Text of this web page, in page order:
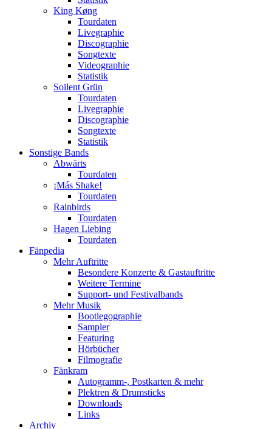
King Køng
Tourdaten
Livegraphie
Discographie
Songtexte
Videographie
Statistik
Soilent Grün
Tourdaten
Livegraphie
Discographie
Songtexte
Statistik
Sonstige Bands
Abwärts
Tourdaten
¡Más Shake!
Tourdaten
Rainbirds
Tourdaten
Hagen Liebing
Tourdaten
Fänpedia
Mehr Auftritte
Besondere Konzerte & Gastauftritte
Weitere Termine
Support- und Festivalbands
Mehr Musik
Bootlegographie
Sampler
Featuring
Hörbücher
Filmografie
Fänkram
Autogramm-, Postkarten & mehr
Plektren & Drumsticks
Downloads
Links
Archiv